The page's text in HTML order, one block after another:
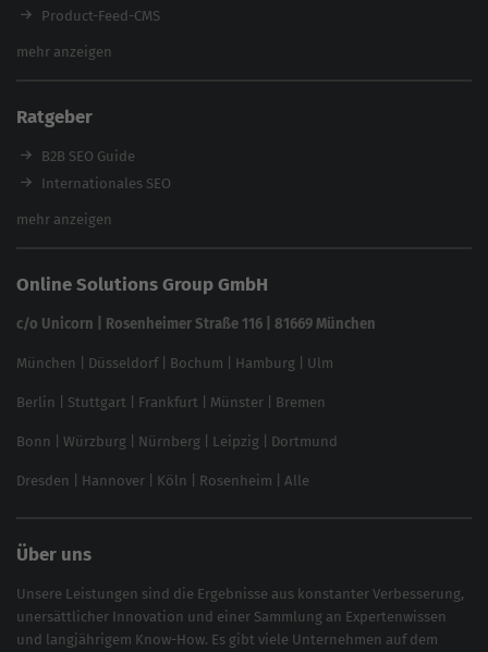
Product-Feed-CMS
Website Analyse
Backlink-Check
Ladezeiten-Check
Brand Protection Tool
Website SEO Check
feed2content.ai
mehr anzeigen
Ratgeber
B2B SEO Guide
Internationales SEO
eCommerce SEO
In ChatGPT gefunden werden
Linkbuilding 2025
Local SEO
SEO für Online Shops
Brand Monitoring 2025
mehr anzeigen
Online Solutions Group GmbH
c/o Unicorn | Rosenheimer Straße 116 | 81669 München
München Düsseldorf| Bochum Hamburg Ulm
Berlin Stuttgart Frankfurt Münster Bremen
Bonn Würzburg Nürnberg Leipzig Dortmund
Dresden Hannover Köln Rosenheim Alle
Über uns
Unsere Leistungen sind die Ergebnisse aus konstanter Verbesserung,
unersättlicher Innovation und einer Sammlung an Expertenwissen
und langjährigem Know-How. Es gibt viele Unternehmen auf dem